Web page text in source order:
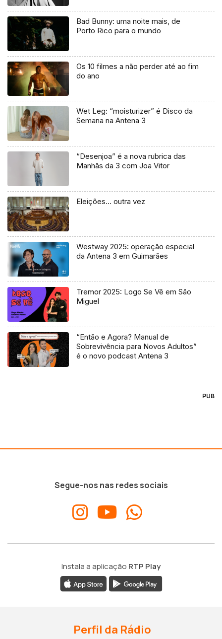
Bad Bunny: uma noite mais, de
Porto Rico para o mundo
Os 10 filmes a não perder até ao fim
do ano
Wet Leg: “moisturizer” é Disco da
Semana na Antena 3
“Desenjoa” é a nova rubrica das
Manhãs da 3 com Joa Vitor
Eleições… outra vez
Westway 2025: operação especial
da Antena 3 em Guimarães
Tremor 2025: Logo Se Vê em São
Miguel
“Então e Agora? Manual de
Sobrevivência para Novos Adultos”
é o novo podcast Antena 3
PUB
Segue-nos nas redes sociais
Instala a aplicação RTP Play
Perfil da Rádio